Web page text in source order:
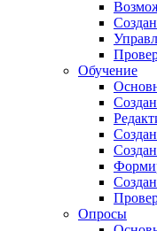
Обучение
Опросы